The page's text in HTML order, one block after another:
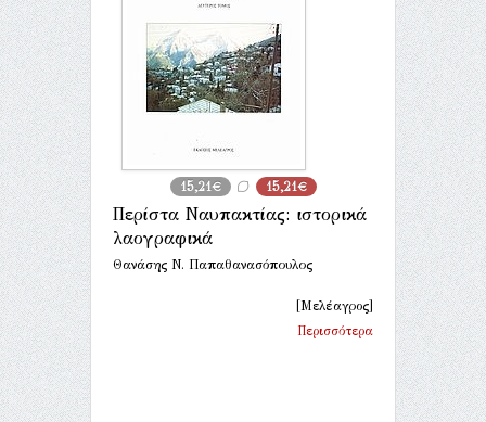
15,21€ 15,21€
Περίστα Ναυπακτίας: ιστορικά
λαογραφικά
Θανάσης Ν. Παπαθανασόπουλος
[Μελέαγρος]
Περισσότερα